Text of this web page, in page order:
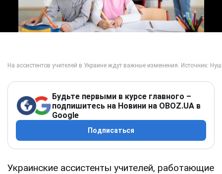
Будьте первыми в курсе главного –
подпишитесь на Новини на OBOZ.UA в
Google
Подписаться
Украинские ассистенты учителей, работающие